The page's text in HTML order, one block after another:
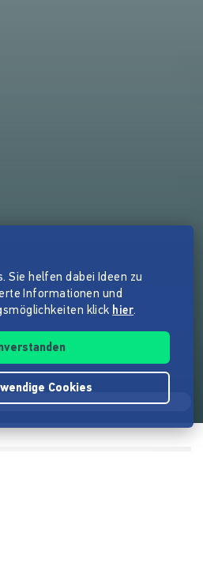
Yeah Studios
Sie helfen dabei Ideen zu
Informationen und
klick hier.
Cookies